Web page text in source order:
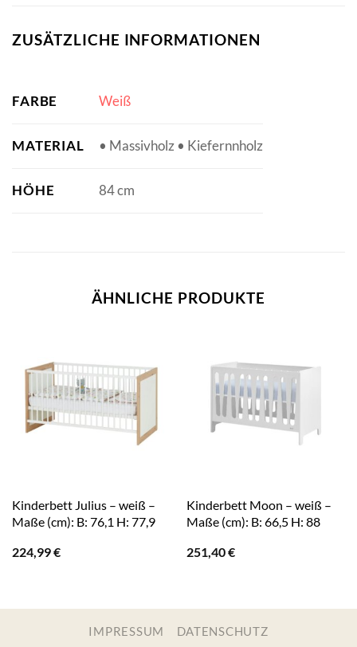
ZUSÄTZLICHE INFORMATIONEN
FARBE Weiß
MATERIAL • Massivholz • Kiefernnholz
HÖHE 84 cm
ÄHNLICHE PRODUKTE
Kinderbett Julius – weiß –
Maße (cm): B: 76,1 H: 77,9
224,99€
Kinderbett Moon – weiß –
Maße (cm): B: 66,5 H: 88
251,40€
IMPRESSUM DATENSCHUTZ